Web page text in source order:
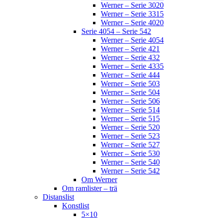
Werner – Serie 3020
Werner – Serie 3315
Werner – Serie 4020
Serie 4054 – Serie 542
Werner – Serie 4054
Werner – Serie 421
Werner – Serie 432
Werner – Serie 4335
Werner – Serie 444
Werner – Serie 503
Werner – Serie 504
Werner – Serie 506
Werner – Serie 514
Werner – Serie 515
Werner – Serie 520
Werner – Serie 523
Werner – Serie 527
Werner – Serie 530
Werner – Serie 540
Werner – Serie 542
Om Werner
Om ramlister – trä
Distanslist
Konstlist
5×10